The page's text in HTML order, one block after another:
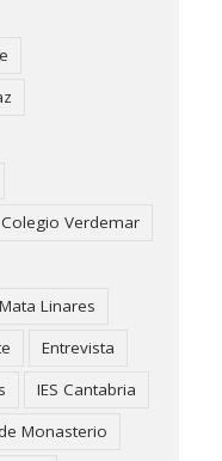
Colegio Verdemar
Linares
Entrevista
IES Cantabria
Monasterio